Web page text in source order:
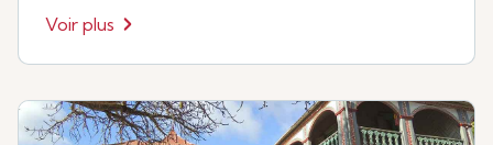
Voir plus